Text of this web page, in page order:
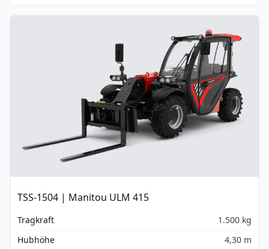
TSS-1504 | Manitou ULM 415
Tragkraft
1.500 kg
Hubhöhe
4,30 m